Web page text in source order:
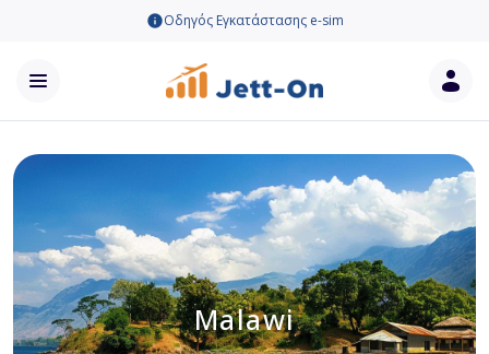
Οδηγός Εγκατάστασης e-sim
Malawi